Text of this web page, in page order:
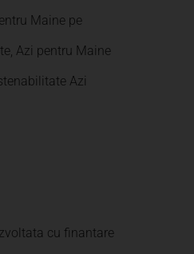
Maine pe
Azi pentru Maine
Azi
cu finantare